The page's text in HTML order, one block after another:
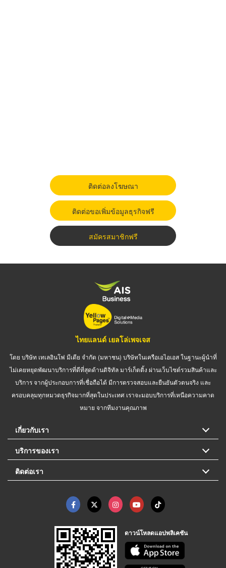
ติดต่อลงโฆษณา
ติดต่อขอเพิ่มข้อมูลธุรกิจฟรี
สมัครสมาชิกฟรี
ไทยแลนด์ เยลโล่เพจเจส
โดย บริษัท เทเลอินโฟ มีเดีย จำกัด (มหาชน) บริษัทในเครือเอไอเอส ในฐานะผู้นำที่
ไม่เคยหยุดพัฒนาบริการที่ดีที่สุดด้านดิจิทัล มาร์เก็ตติ้ง ผ่านเว็บไซต์รวมสินค้าและ
บริการ จากผู้ประกอบการที่เชื่อถือได้ มีการตรวจสอบและยืนยันตัวตนจริง และ
ครอบคลุมทุกหมวดธุรกิจมากที่สุดในประเทศ เราจะมอบบริการที่เหนือความคาด
หมาย จากทีมงานคุณภาพ
เกี่ยวกับเรา
บริการของเรา
ติดต่อเรา
ดาวน์โหลดแอปพลิเคชัน